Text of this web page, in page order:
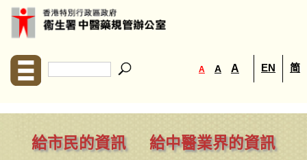
A A A EN 简
給市民的資訊
給中醫業界的資訊